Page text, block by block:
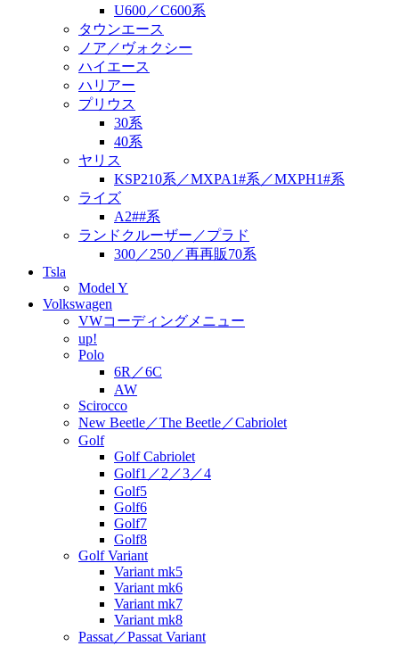
U600／C600系
タウンエース
ノア／ヴォクシー
ハイエース
ハリアー
プリウス
30系
40系
ヤリス
KSP210系／MXPA1#系／MXPH1#系
ライズ
A2##系
ランドクルーザー／プラド
300／250／再再販70系
Tsla
Model Y
Volkswagen
VWコーディングメニュー
up!
Polo
6R／6C
AW
Scirocco
New Beetle／The Beetle／Cabriolet
Golf
Golf Cabriolet
Golf1／2／3／4
Golf5
Golf6
Golf7
Golf8
Golf Variant
Variant mk5
Variant mk6
Variant mk7
Variant mk8
Passat／Passat Variant